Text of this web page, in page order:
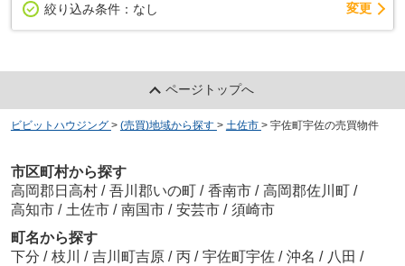
絞り込み条件： なし 変更
ページトップへ
ビビットハウジング > (売買)地域から探す > 土佐市 > 宇佐町宇佐の売買物件
市区町村から探す
高岡郡日高村 / 吾川郡いの町 / 香南市 / 高岡郡佐川町 /
高知市 / 土佐市 / 南国市 / 安芸市 / 須崎市
町名から探す
下分 / 枝川 / 吉川町吉原 / 丙 / 宇佐町宇佐 / 沖名 / 八田 /